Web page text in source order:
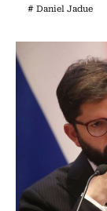
# Daniel Jadue